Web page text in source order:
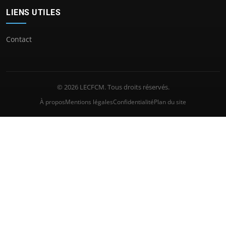
LIENS UTILES
Contact
© 2026 LECFCM. Tous droits réservés.
À proposMentions légalesConfidentialitéPlan du site